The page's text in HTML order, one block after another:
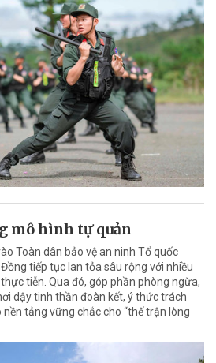
mô hình tự quản
Toàn dân bảo vệ an ninh Tổ quốc
tiếp tục lan tỏa sâu rộng với nhiều
tiễn. Qua đó, góp phần phòng ngừa,
dậy tinh thần đoàn kết, ý thức trách
tảng vững chắc cho “thế trận lòng